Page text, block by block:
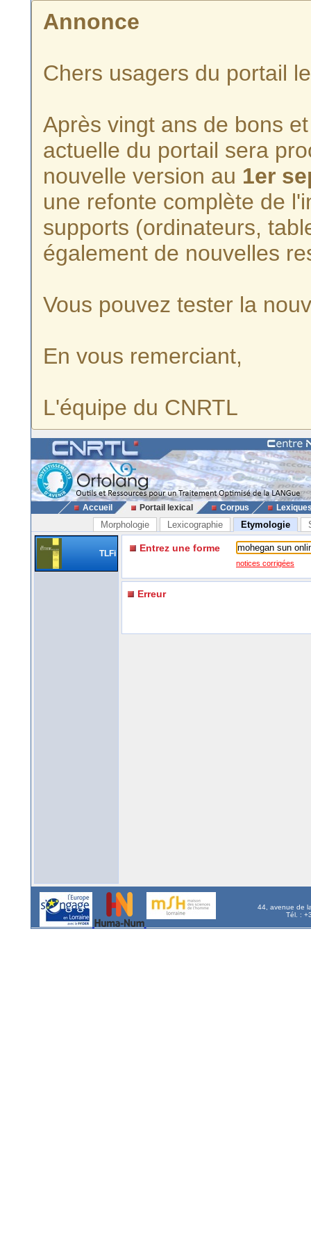
Annonce
Chers usagers du portail
Après vingt ans de bons
actuelle du portail sera
nouvelle version au 1er
une refonte complète de
supports (ordinateurs,
également de nouvelles
Vous pouvez tester la
En vous remerciant,
L'équipe du CNRTL
Accueil Portail lexical Corpus
Morphologie Lexicographie Etymologie
TLFi Entrez une forme
notices corrigées
Erreur
44, avenue de
Tél. :